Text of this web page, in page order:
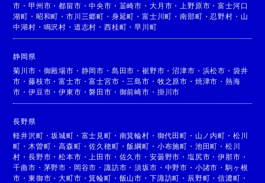
市 ・甲州市 ・都留市 ・中央市 ・ 韮崎市 ・ 大月市 ・ 上野原市 ・富士河口
湖町 ・ 昭和町 ・市川三郷町 ・ 身延町 ・富士川町 ・南部町 ・忍野村 ・ 山
中湖村 ・ 鳴沢村 ・ 道志村 ・西桂町 ・早川町
静岡県
菊川市 ・ 御殿場市 ・ 静岡市 ・ 島田市 ・裾野市 ・沼津市 ・ 浜松市 ・ 袋井
市 ・藤枝市 ・富士市 ・富士宮市 ・ 三島市 ・ 牧之原市 ・ 焼津市 ・ 熱海
市 ・伊豆市 ・伊東市 ・磐田市 ・ 御前崎市 ・ 掛川市
長野県
軽井沢町 ・坂城町 ・ 富士見町 ・ 南箕輪村 ・ 御代田町 ・ 山ノ内町 ・ 松川
町 ・ 木曽町 ・高森町 ・佐久穂町 ・飯綱町 ・ 小布施町 ・ 池田町 ・ 松川
村 ・長野市 ・松本市 ・ 上田市 ・ 佐久市 ・ 安曇野市 ・ 塩尻市 ・伊那市 ・
千曲市 ・ 茅野市 ・ 岡谷市 ・諏訪市 ・須坂市 ・ 中野市 ・ 小諸市 ・ 駒ヶ根
市 ・東御市 ・大町市 ・箕輪町 ・ 飯山市 ・ 下諏訪町 ・ 辰野町 ・信濃町 ・